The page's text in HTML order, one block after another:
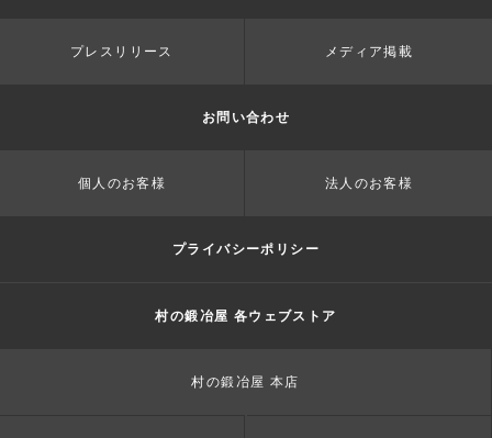
プレスリリース メディア掲載
お問い合わせ
個人のお客様 法人のお客様
プライバシーポリシー
村の鍛冶屋 各ウェブストア
村の鍛冶屋 本店